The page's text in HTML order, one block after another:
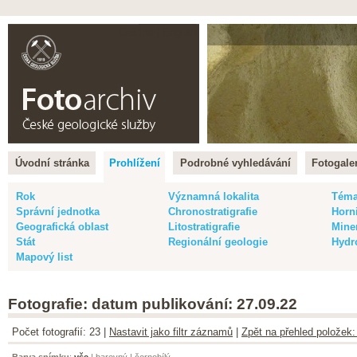
Úvodní stránka Prohlížení Podrobné vyhledávání
Rok Významná lokalita
Správní jednotka
Chronostratigrafie
Geografická oblast
Litostratigrafie
Stát
Regionální geologie
Mapový list
Fotografie: datum publikování: 27.09.22
Počet fotografií: 23 | Nastavit jako filtr záznamů Zpět na přehled